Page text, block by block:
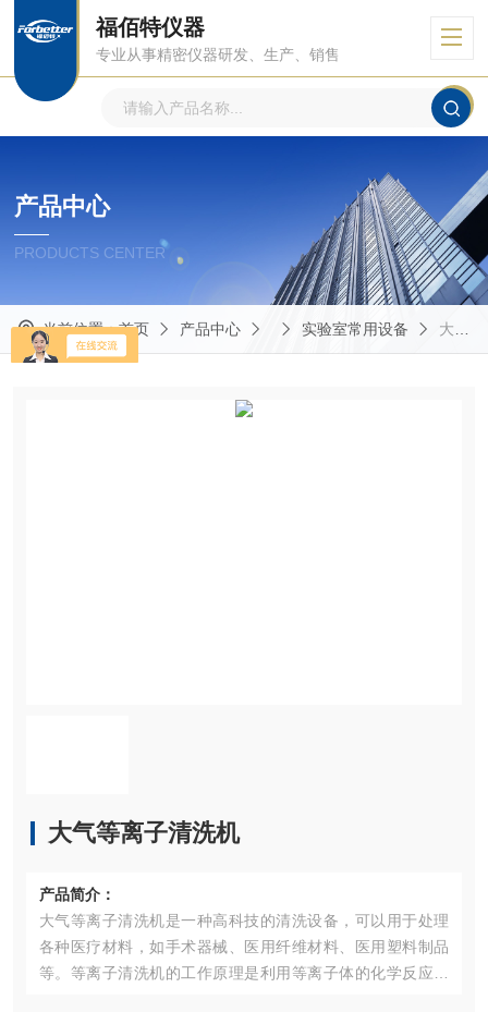
福佰特仪器
专业从事精密仪器研发、生产、销售
产品中心
PRODUCTS CENTER
当前位置：首页 产品中心 实验室常用设备 大气等离子清洗机
大气等离子清洗机
产品简介：
大气等离子清洗机是一种高科技的清洗设备，可以用于处理
各种医疗材料，如手术器械、医用纤维材料、医用塑料制品
等。等离子清洗机的工作原理是利用等离子体的化学反应和